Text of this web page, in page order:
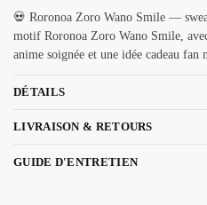
💀 Roronoa Zoro Wano Smile —
motif Roronoa Zoro Wano Smile,
anime soignée et une idée cadeau fan
DÉTAILS
LIVRAISON & RETOURS
GUIDE D'ENTRETIEN